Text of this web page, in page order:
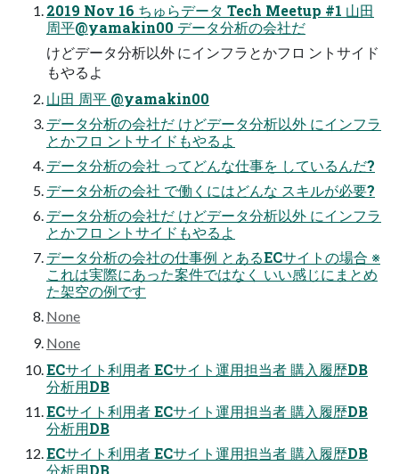
2019 Nov 16 ちゅらデータ Tech Meetup #1 山田
周平@yamakin00 データ分析の会社だ
けどデータ分析以外 にインフラとかフロ ントサイド
もやるよ
山田 周平 @yamakin00
データ分析の会社だ けどデータ分析以外 にインフラ
とかフロ ントサイドもやるよ
データ分析の会社 ってどんな仕事を しているんだ?
データ分析の会社 で働くにはどんな スキルが必要?
データ分析の会社だ けどデータ分析以外 にインフラ
とかフロ ントサイドもやるよ
データ分析の会社の仕事例 とあるECサイトの場合 ※
これは実際にあった案件ではなく いい感じにまとめ
た架空の例です
None
None
ECサイト利用者 ECサイト運用担当者 購入履歴DB
分析用DB
ECサイト利用者 ECサイト運用担当者 購入履歴DB
分析用DB
ECサイト利用者 ECサイト運用担当者 購入履歴DB
分析用DB